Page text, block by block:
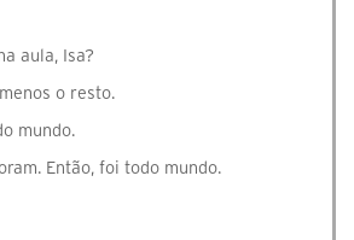
aula, Isa?
o resto.
mundo.
Então, foi todo mundo.